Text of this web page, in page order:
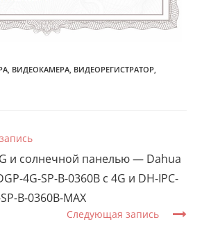
, ВИДЕОКАМЕРА, ВИДЕОРЕГИСТРАТОР,
и солнечной панелью — Dahua
4G-SP-B-0360B c 4G и DH-IPC-
B-0360B-MAX
Следующая запись